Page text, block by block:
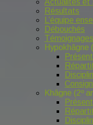
Actualités et
Résultats
L’équipe
Débouchés
Hypokhâgne
Khâgne (2º